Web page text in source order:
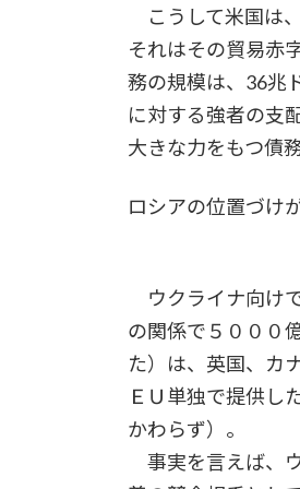
こうして米国は
それはその貿易赤
務の規模は、36兆
に対する強者の支
大きな力をもつ債
ロシアの位置づけ
ウクライナ向け
の関係で５０００
た）は、英国、カ
ＥＵ単独で提供し
かわらず）。
事実を言えば、